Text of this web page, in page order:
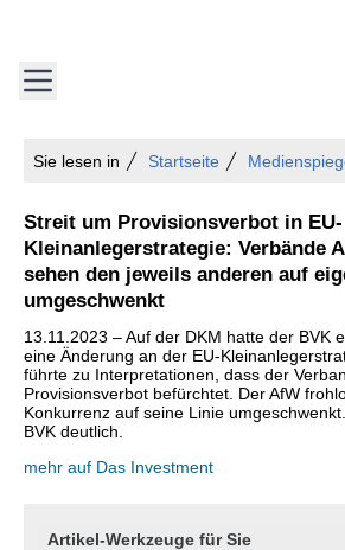
Sie lesen in Startseite
Streit um Provisionsverbot in EU-
Kleinanlegerstrategie: Verbände
sehen den jeweils anderen auf
umgeschwenkt
13.11.2023 – Auf der DKM hatte der BVK
eine Änderung an der EU-
führte zu Interpretationen, dass der
Provisionsverbot befürchtet. Der AfW
Konkurrenz auf seine Linie
BVK deutlich.
mehr auf Das Investment
Artikel-Werkzeuge für Sie